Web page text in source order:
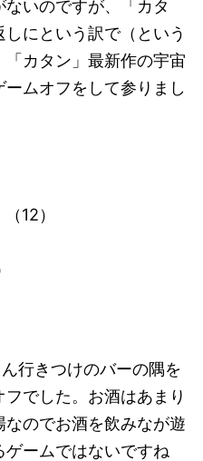
いのですが、「カタ
にという訳で（という
カタン」最新作の宇宙
ムオフをして参りまし
12）
行きつけのバーの隅を
でした。お酒はあまり
のでお酒を飲みなが遊
ームではないですね